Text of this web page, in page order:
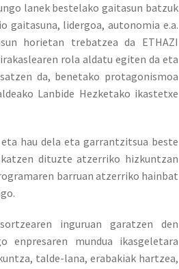
lanek bestelako gaitasun batzuk
gaitasuna, lidergoa, autonomia e.a.
horietan trebatzea da ETHAZI
rola aldatu egiten da eta
da, benetako protagonismoa
Lanbide Hezketako ikastetxe
hau dela eta garrantzitsua beste
dituzte atzerriko hizkuntzan
barruan atzerriko hainbat
inguruan garatzen den
enpresaren mundua ikasgeletara
talde-lana, erabakiak hartzea,